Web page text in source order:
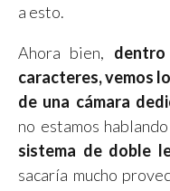
a esto.
Ahora bien,
caracteres, vemos
de una cámara
no estamos
sistema de doble
sacaría mucho